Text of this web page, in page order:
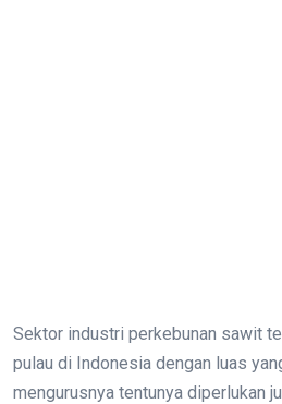
Sektor industri perkebunan sawit
pulau di Indonesia dengan luas
mengurusnya tentunya diperlukan